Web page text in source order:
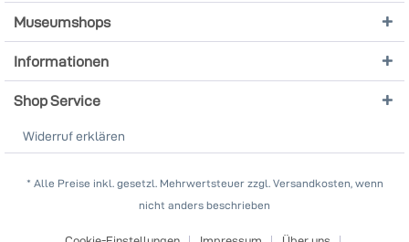
Museumshops
Informationen
Shop Service
Widerruf erklären
* Alle Preise inkl. gesetzl. Mehrwertsteuer zzgl. Versandkosten, wenn
nicht anders beschrieben